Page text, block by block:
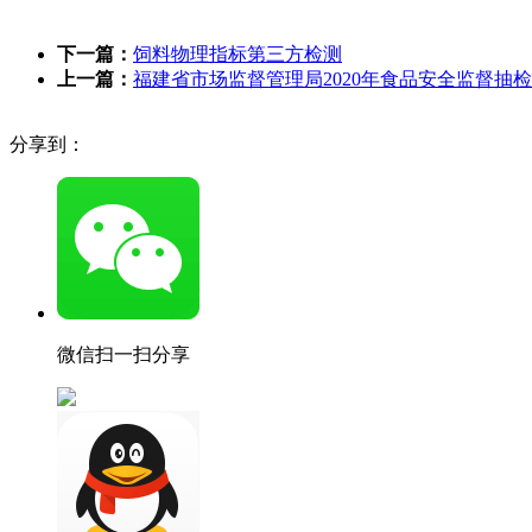
下一篇： 饲料物理指标第三方检测
上一篇： 福建省市场监督管理局2020年食品安全监督抽检
分享到：
微信扫一扫分享